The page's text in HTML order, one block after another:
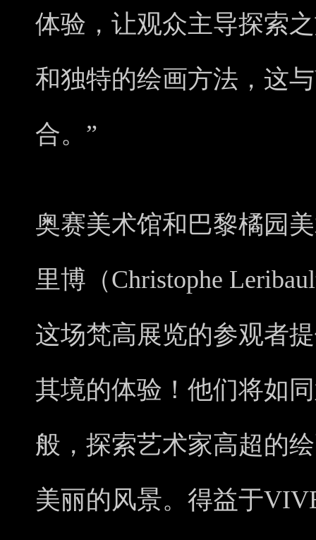
体验，让观众主导探索
和独特的绘画方法，这
合。”
奥赛美术馆和巴黎橘园
里博（Christophe
这场梵高展览的参观者
其境的体验！他们将如
般，探索艺术家高超的
美丽的风景。得益于